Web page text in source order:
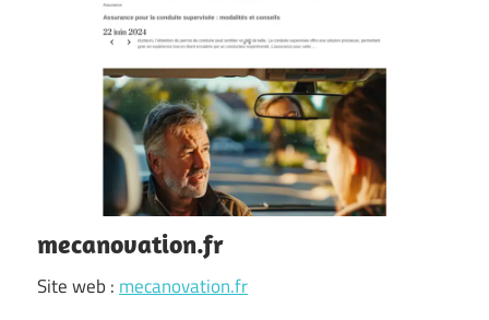
mecanovation.fr
Site web : mecanovation.fr